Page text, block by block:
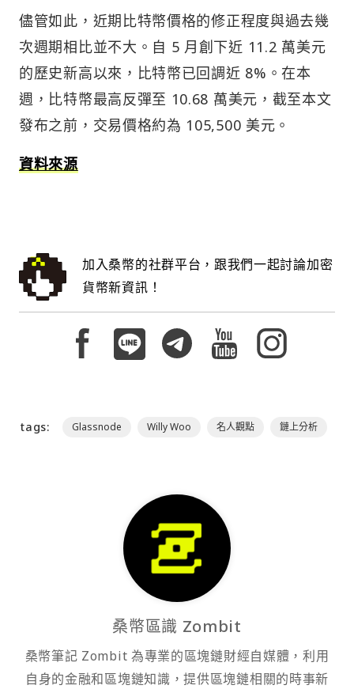
儘管如此，近期比特幣價格的修正程度與過去幾
次週期相比並不大。自 5 月創下近 11.2 萬美元
的歷史新高以來，比特幣已回調近 8%。在本
週，比特幣最高反彈至 10.68 萬美元，截至本文
發布之前，交易價格約為 105,500 美元。
資料來源
加入桑幣的社群平台，跟我們一起討論加密
貨幣新資訊！
tags: Glassnode Willy Woo 名人觀點 鏈上分析
桑幣區識 Zombit
桑幣筆記 Zombit 為專業的區塊鏈財經自媒體，利用
自身的金融和區塊鏈知識，提供區塊鏈相關的時事新